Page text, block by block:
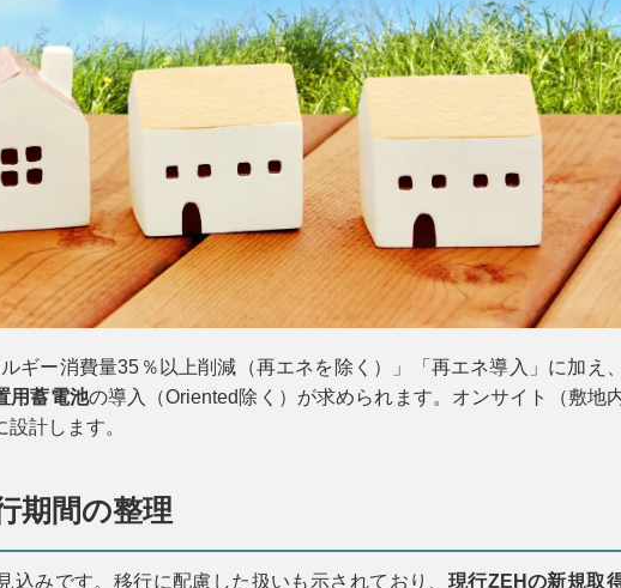
ギー消費量35％以上削減（再エネを除く）」「再エネ導入」に加え
用蓄電池の導入（Oriented除く）が求められます。オンサイト（敷地内
設計します。
期間の整理
込みです。移行に配慮した扱いも示されており、 現行ZEHの新規取